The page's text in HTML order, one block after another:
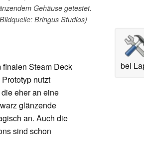
Gehäuse getestet.
Bringus Studios)
bei
Steam Deck
nutzt
eher an eine
glänzende
an. Auch die
sind schon